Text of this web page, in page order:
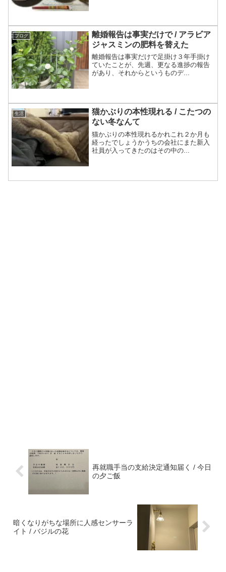
ブログ
離婚報告は事実だけで / アラビア
ジャスミンの肥料を替えた
離婚報告は事実だけで足掛け３年手掛け
ていたことが、先週、更なる進捗の報告
があり、それからというものデ...
生活
猫かぶりの本性現れる / こたつの
ない冬なんて
猫かぶりの本性現れるかれこれ２か月も
経ったでしょうかうちの会社にまた新入
社員が入ってきたのはその中の...
再就職手当の支給決定通知届く / 今日
の夕ご飯
暗くなりがちな場所に人感センサーラ
イト / バジルの花